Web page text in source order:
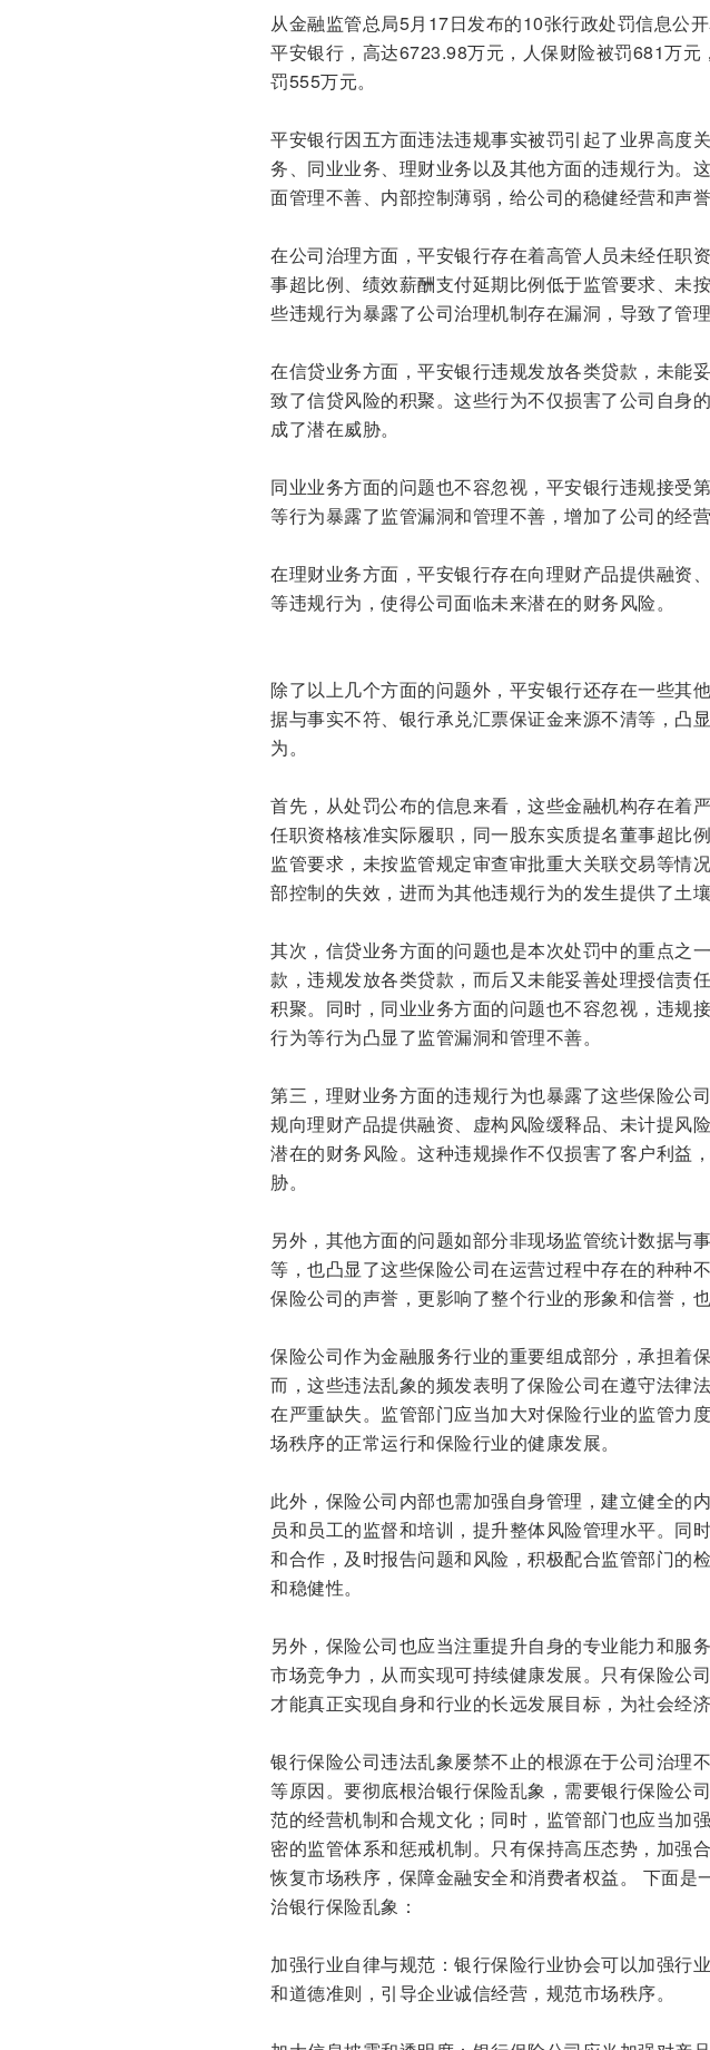
从金融监管总局5月17日发布的10张行政处罚信息公
平安银行，高达6723.98万元，人保财险被罚681万
罚555万元。
平安银行因五方面违法违规事实被罚引起了业界高度
务、同业业务、理财业务以及其他方面的违规行为。
面管理不善、内部控制薄弱，给公司的稳健经营和声誉
在公司治理方面，平安银行存在着高管人员未经任职
事超比例、绩效薪酬支付延期比例低于监管要求、未
些违规行为暴露了公司治理机制存在漏洞，导致了管理
在信贷业务方面，平安银行违规发放各类贷款，未能
致了信贷风险的积聚。这些行为不仅损害了公司自身
成了潜在威胁。
同业业务方面的问题也不容忽视，平安银行违规接受
等行为暴露了监管漏洞和管理不善，增加了公司的经营
在理财业务方面，平安银行存在向理财产品提供融资
等违规行为，使得公司面临未来潜在的财务风险。
除了以上几个方面的问题外，平安银行还存在一些其
据与事实不符、银行承兑汇票保证金来源不清等，凸
为。
首先，从处罚公布的信息来看，这些金融机构存在着
任职资格核准实际履职，同一股东实质提名董事超比
监管要求，未按监管规定审查审批重大关联交易等情
部控制的失效，进而为其他违规行为的发生提供了土壤
其次，信贷业务方面的问题也是本次处罚中的重点之
款，违规发放各类贷款，而后又未能妥善处理授信责
积聚。同时，同业业务方面的问题也不容忽视，违规
行为等行为凸显了监管漏洞和管理不善。
第三，理财业务方面的违规行为也暴露了这些保险公
规向理财产品提供融资、虚构风险缓释品、未计提风
潜在的财务风险。这种违规操作不仅损害了客户利益
胁。
另外，其他方面的问题如部分非现场监管统计数据与
等，也凸显了这些保险公司在运营过程中存在的种种
保险公司的声誉，更影响了整个行业的形象和信誉，
保险公司作为金融服务行业的重要组成部分，承担着
而，这些违法乱象的频发表明了保险公司在遵守法律
在严重缺失。监管部门应当加大对保险行业的监管力
场秩序的正常运行和保险行业的健康发展。
此外，保险公司内部也需加强自身管理，建立健全的
员和员工的监督和培训，提升整体风险管理水平。同
和合作，及时报告问题和风险，积极配合监管部门的
和稳健性。
另外，保险公司也应当注重提升自身的专业能力和服
市场竞争力，从而实现可持续健康发展。只有保险公
才能真正实现自身和行业的长远发展目标，为社会经
银行保险公司违法乱象屡禁不止的根源在于公司治理
等原因。要彻底根治银行保险乱象，需要银行保险公
范的经营机制和合规文化；同时，监管部门也应当加
密的监管体系和惩戒机制。只有保持高压态势，加强
恢复市场秩序，保障金融安全和消费者权益。 下面是
治银行保险乱象：
加强行业自律与规范：银行保险行业协会可以加强行
和道德准则，引导企业诚信经营，规范市场秩序。